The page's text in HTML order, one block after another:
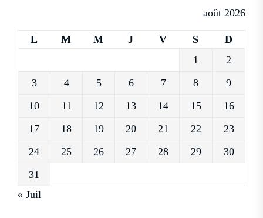
août 2026
L M M J V S
D
1
2
3
4 5 6 7 8
9
10
11 12 13 14 15
16
17
18 19 20 21 22
23
24
25 26 27 28 29
30
31
« Juil